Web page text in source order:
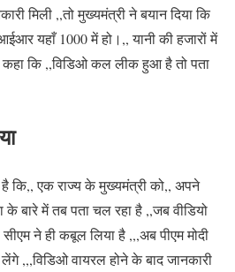
मिली ,,तो मुख्यमंत्री ने बयान दिया कि
यहाँ 1000 में हो।,, यानी की हजारों में
कि ,,विडिओ कल लीक हुआ है तो पता
है कि,, एक राज्य के मुख्यमंत्री को,, अपने
के बारे में तब पता चल रहा है ,,जब वीडियो
ने ही कबूल लिया है ,,,अब पीएम मोदी
,,,विडिओ वायरल होने के बाद जानकारी